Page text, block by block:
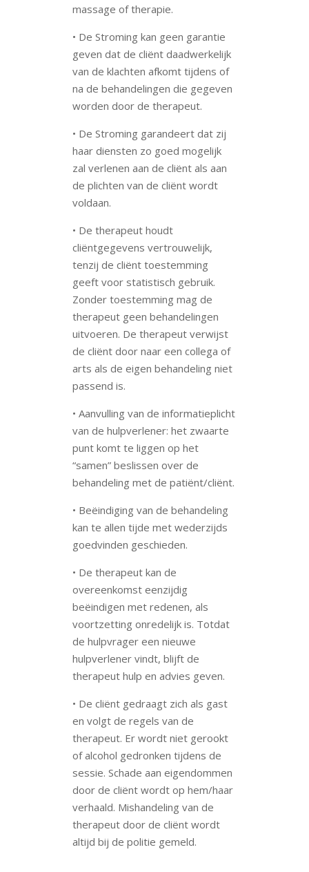
massage of therapie.
• De Stroming kan geen garantie
geven dat de cliënt daadwerkelijk
van de klachten afkomt tijdens of
na de behandelingen die gegeven
worden door de therapeut.
• De Stroming garandeert dat zij
haar diensten zo goed mogelijk
zal verlenen aan de cliënt als aan
de plichten van de cliënt wordt
voldaan.
• De therapeut houdt
cliëntgegevens vertrouwelijk,
tenzij de cliënt toestemming
geeft voor statistisch gebruik.
Zonder toestemming mag de
therapeut geen behandelingen
uitvoeren. De therapeut verwijst
de cliënt door naar een collega of
arts als de eigen behandeling niet
passend is.
• Aanvulling van de informatieplicht
van de hulpverlener: het zwaarte
punt komt te liggen op het
“samen” beslissen over de
behandeling met de patiënt/cliënt.
• Beëindiging van de behandeling
kan te allen tijde met wederzijds
goedvinden geschieden.
• De therapeut kan de
overeenkomst eenzijdig
beëindigen met redenen, als
voortzetting onredelijk is. Totdat
de hulpvrager een nieuwe
hulpverlener vindt, blijft de
therapeut hulp en advies geven.
• De cliënt gedraagt zich als gast
en volgt de regels van de
therapeut. Er wordt niet gerookt
of alcohol gedronken tijdens de
sessie. Schade aan eigendommen
door de cliënt wordt op hem/haar
verhaald. Mishandeling van de
therapeut door de cliënt wordt
altijd bij de politie gemeld.